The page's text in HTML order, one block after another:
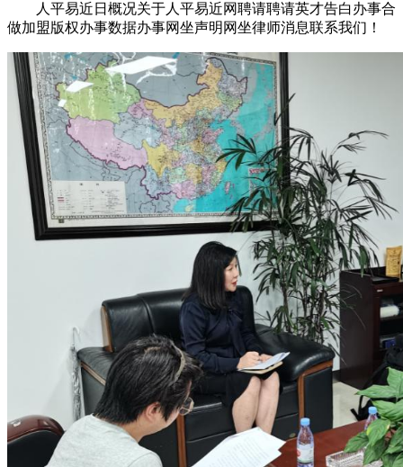
人平易近日概况关于人平易近网聘请聘请英才告白办事合
做加盟版权办事数据办事网坐声明网坐律师消息联系我们！